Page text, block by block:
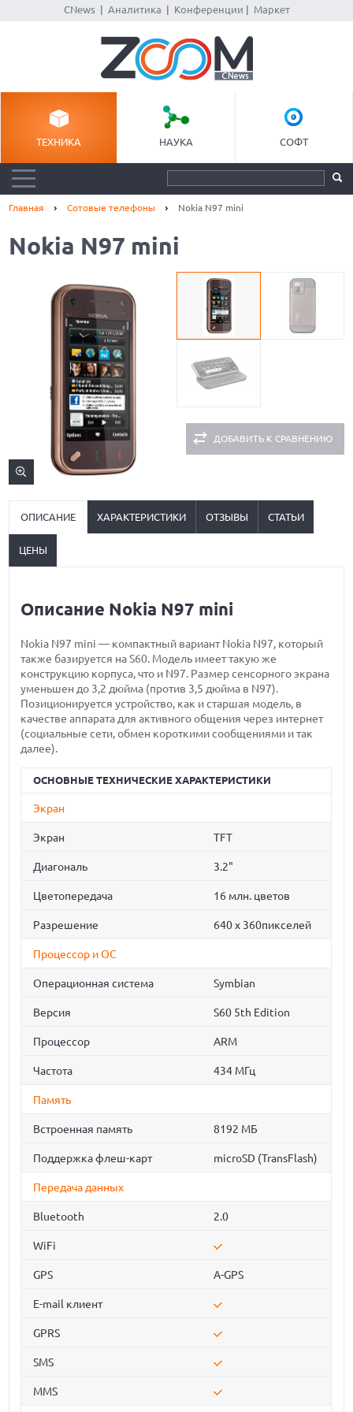
CNews| Аналитика Конференции Маркет
ТЕХНИКА НАУКА СОФТ
Главная Сотовые телефоны Nokia N97 mini
Nokia N97 mini
ДОБАВИТЬ К СРАВНЕНИЮ
ОПИСАНИЕ ХАРАКТЕРИСТИКИ ОТЗЫВЫ СТАТЬИ
ЦЕНЫ
Описание Nokia N97 mini
Nokia N97 mini — компактный вариант Nokia N97, который
также базируется на S60. Модель имеет такую же
конструкцию корпуса, что и N97. Размер сенсорного экрана
уменьшен до 3,2 дюйма (против 3,5 дюйма в N97).
Позиционируется устройство, как и старшая модель, в
качестве аппарата для активного общения через интернет
(социальные сети, обмен короткими сообщениями и так
далее).
ОСНОВНЫЕ ТЕХНИЧЕСКИЕ ХАРАКТЕРИСТИКИ
Экран
Экран TFT
Диагональ 3.2"
Цветопередача 16 млн. цветов
Разрешение 640 x 360пикселей
Процессор и ОС
Операционная система Symbian
Версия S60 5th Edition
Процессор ARM
Частота 434 МГц
Память
Встроенная память 8192 МБ
Поддержка флеш-карт microSD (TransFlash)
Передача данных
Bluetooth 2.0
WiFi
GPS A-GPS
E-mail клиент
GPRS
SMS
MMS